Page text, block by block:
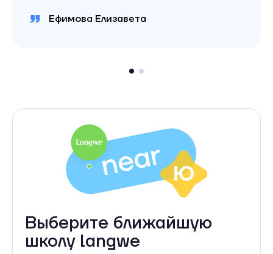
Ефимова Елизавета
Выберите ближайшую
школу langwe